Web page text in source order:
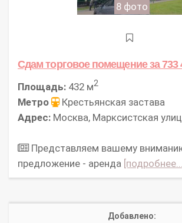
8 фото
Сдам торговое помещениеза 733
Площадь: 432 м2
Метро
Крестьянская застава
Адрес: Москва, Марксистская
Представляем вашему
предложение - аренда
Добавлено: